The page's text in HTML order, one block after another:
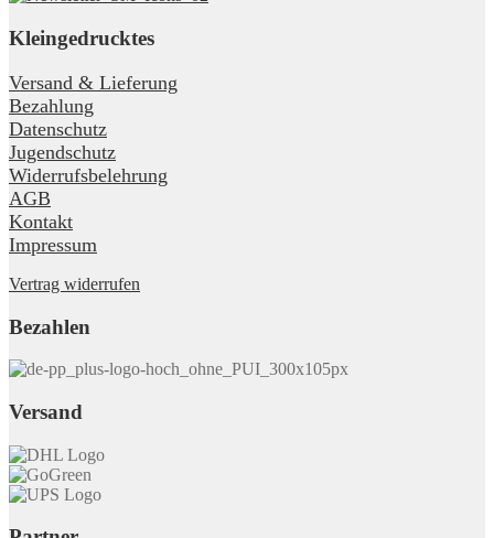
Kleingedrucktes
Versand & Lieferung
Bezahlung
Datenschutz
Jugendschutz
Widerrufsbelehrung
AGB
Kontakt
Impressum
Vertrag widerrufen
Bezahlen
Versand